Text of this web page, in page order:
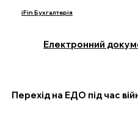
iFin Бухгалтерія
Електронний
Перехід на ЕДО під час